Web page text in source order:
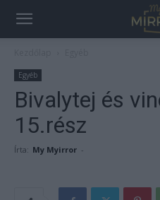
Egyéb
Bivalytej és
15.rész
Írta: My Myirror -